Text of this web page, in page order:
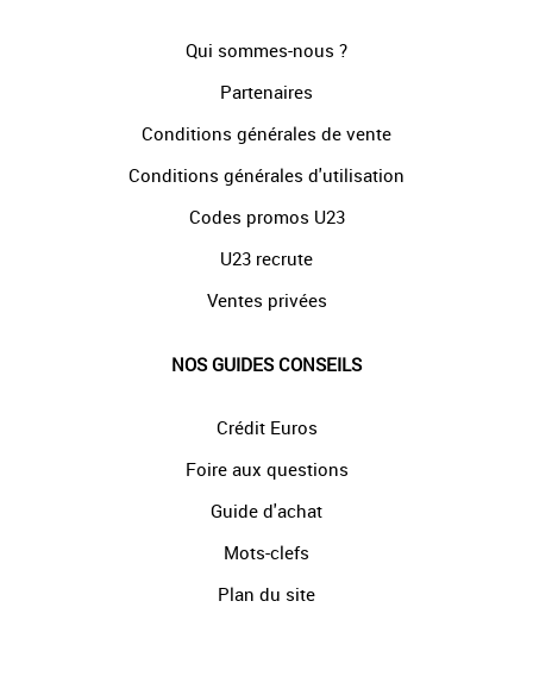
Qui sommes-nous ?
Partenaires
Conditions générales de vente
Conditions générales d'utilisation
Codes promos U23
U23 recrute
Ventes privées
NOS GUIDES CONSEILS
Crédit Euros
Foire aux questions
Guide d'achat
Mots-clefs
Plan du site